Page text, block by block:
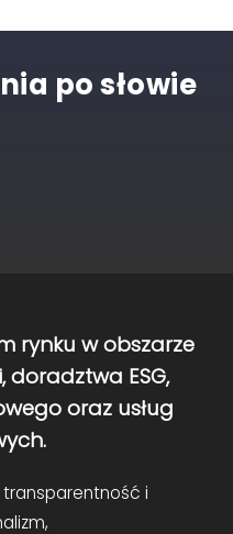
po słowie
rynku w obszarze
doradztwa ESG,
oraz usług
transparentność i